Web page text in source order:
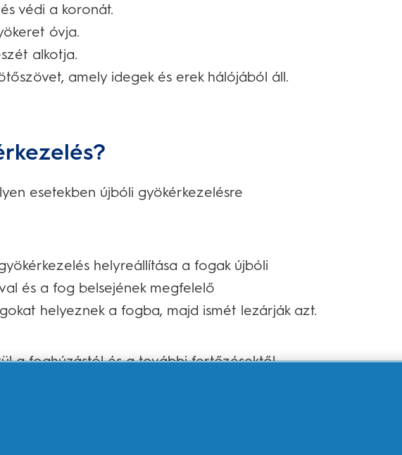
védi a koronát.
óvja.
alkotja.
amely idegek és erek hálójából áll.
esetekben újbóli gyökérkezelésre
helyreállítása a fogak újbóli
és a fog belsejének megfelelő
helyeznek a fogba, majd ismét lezárják azt.
a foghúzástól és a további fertőzésektől,